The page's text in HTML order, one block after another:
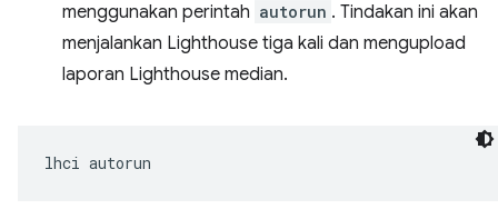
menggunakan perintah autorun . Tindakan ini akan
menjalankan Lighthouse tiga kali dan mengupload
laporan Lighthouse median.
lhci